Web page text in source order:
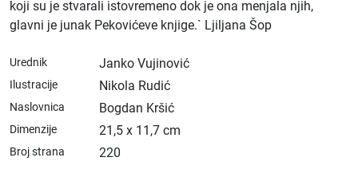
koji su je stvarali istovremeno dok je ona menjala njih,
glavni je junak Pekovićeve knjige.` Ljiljana Šop
Urednik Janko Vujinović
Ilustracije Nikola Rudić
Naslovnica Bogdan Kršić
Dimenzije 21,5 x 11,7 cm
Broj strana 220